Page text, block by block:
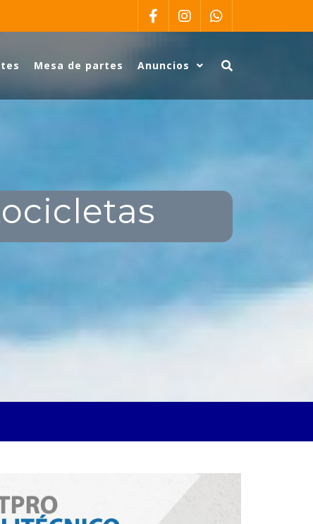
Mesa de partes Anuncios